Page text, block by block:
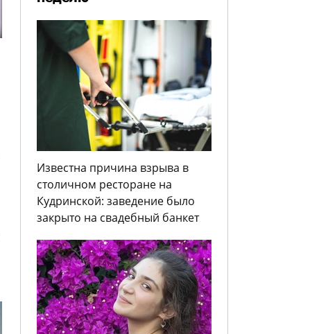
Известна причина взрыва в
столичном ресторане на
Кудринской: заведение было
закрыто на свадебный банкет